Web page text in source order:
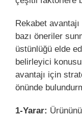
Rekabet
bazı öneriler
üstünlüğü elde
belirleyici
avantajı için
önünde
1-Yarar: